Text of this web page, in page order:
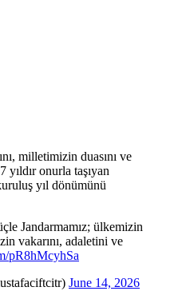
milletimizin duasını ve
onurla taşıyan
yıl dönümünü
Jandarmamız; ülkemizin
vakarını, adaletini ve
pR8hMcyhSa
June 14, 2026